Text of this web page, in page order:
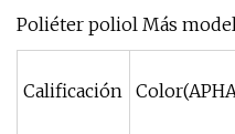
Poliéter poliol Más
Calificación